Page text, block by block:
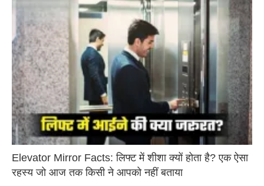
Elevator Mirror Facts: लिफ्ट में शीशा क्यों होता है? एक ऐसा
रहस्य जो आज तक किसी ने आपको नहीं बताया